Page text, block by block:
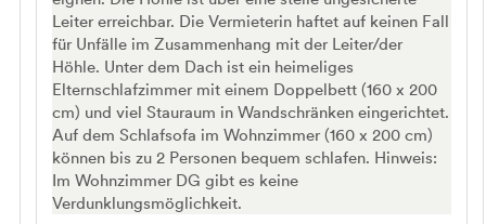
Leiter erreichbar. Die Vermieterin haftet auf keinen Fall
für Unfälle im Zusammenhang mit der Leiter/der
Höhle. Unter dem Dach ist ein heimeliges
Elternschlafzimmer mit einem Doppelbett (160 x 200
cm) und viel Stauraum in Wandschränken eingerichtet.
Auf dem Schlafsofa im Wohnzimmer (160 x 200 cm)
können bis zu 2 Personen bequem schlafen. Hinweis:
Im Wohnzimmer DG gibt es keine
Verdunklungsmöglichkeit.